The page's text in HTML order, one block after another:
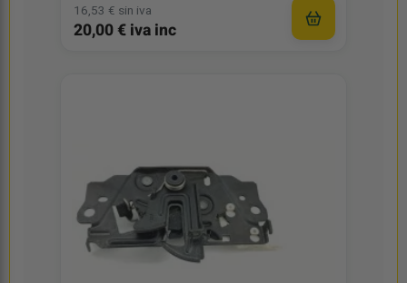
16,53 € sin iva
20,00 € iva inc